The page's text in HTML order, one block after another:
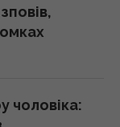
яка була
чоловіка: